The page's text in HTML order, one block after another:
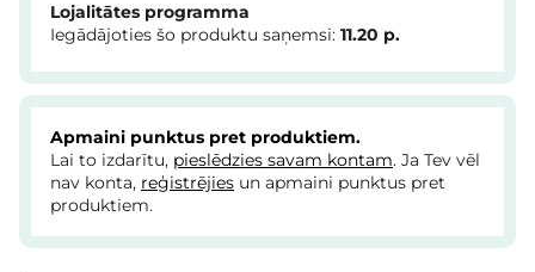
Lojalitātes programma
Iegādājoties šo produktu saņemsi: 11.20 p.
Apmaini punktus pret produktiem.
Lai to izdarītu, pieslēdzies savam kontam. Ja Tev vēl
nav konta, reģistrējies un apmaini punktus pret
produktiem.